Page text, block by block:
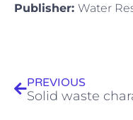
Publisher: Water
PREVIOUS